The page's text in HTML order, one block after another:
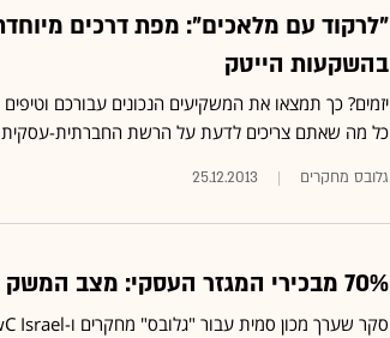
"לרקוד עם מלאכים": מפת דרכים
בהשקעות הייטק
יזמים? כך תמצאו את המשקיעים הנכונים עבורכם
כל מה שאתם צריכים לדעת על הרשת החברתית-
גלובס מחקרים 25.12.2013
70% מבכירי המגזר העסקי: מצב המשק "טוב" או "נורמלי"